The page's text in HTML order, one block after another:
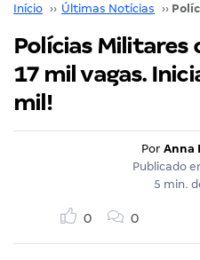
Início ›› Últimas Notícias ››
Polícias
17 mil vagas.
mil!
Por Anna
Publicado
5 min.
0 0